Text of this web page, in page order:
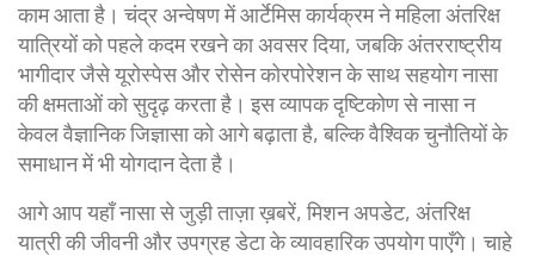
काम आता है। चंद्र अन्वेषण में आर्टेमिस कार्यक्रम ने महिला अंतरिक्ष
यात्रियों को पहले कदम रखने का अवसर दिया, जबकि अंतरराष्ट्रीय
भागीदार जैसे यूरोस्पेस और रोसेन कोरपोरेशन के साथ सहयोग नासा
की क्षमताओं को सुदृढ़ करता है। इस व्यापक दृष्टिकोण से नासा न
केवल वैज्ञानिक जिज्ञासा को आगे बढ़ाता है, बल्कि वैश्विक चुनौतियों के
समाधान में भी योगदान देता है।
आगे आप यहाँ नासा से जुड़ी ताज़ा ख़बरें, मिशन अपडेट, अंतरिक्ष
यात्री की जीवनी और उपग्रह डेटा के व्यावहारिक उपयोग पाएँगे। चाहे